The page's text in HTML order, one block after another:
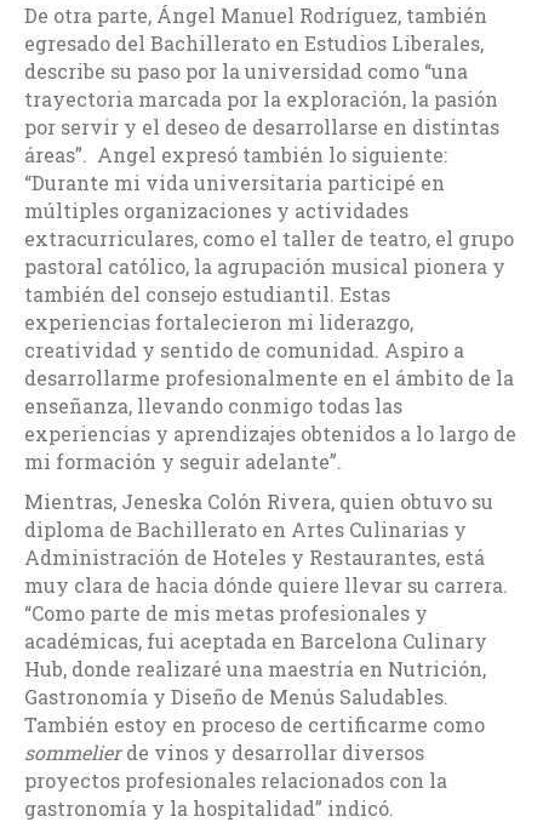
De otra parte, Ángel Manuel Rodríguez, también
egresado del Bachillerato en Estudios Liberales,
describe su paso por la universidad como “una
trayectoria marcada por la exploración, la pasión
por servir y el deseo de desarrollarse en distintas
áreas”. Angel expresó también lo siguiente:
“Durante mi vida universitaria participé en
múltiples organizaciones y actividades
extracurriculares, como el taller de teatro, el grupo
pastoral católico, la agrupación musical pionera y
también del consejo estudiantil. Estas
experiencias fortalecieron mi liderazgo,
creatividad y sentido de comunidad. Aspiro a
desarrollarme profesionalmente en el ámbito de la
enseñanza, llevando conmigo todas las
experiencias y aprendizajes obtenidos a lo largo de
mi formación y seguir adelante”.
Mientras, Jeneska Colón Rivera, quien obtuvo su
diploma de Bachillerato en Artes Culinarias y
Administración de Hoteles y Restaurantes, está
muy clara de hacia dónde quiere llevar su carrera.
“Como parte de mis metas profesionales y
académicas, fui aceptada en Barcelona Culinary
Hub, donde realizaré una maestría en Nutrición,
Gastronomía y Diseño de Menús Saludables.
También estoy en proceso de certificarme como
sommelierde vinos y desarrollar diversos
proyectos profesionales relacionados con la
gastronomía y la hospitalidad” indicó.